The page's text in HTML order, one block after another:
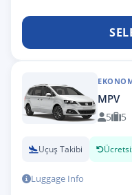
MPV
5 5
Uçuş Takibi
Luggage Info